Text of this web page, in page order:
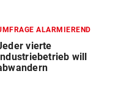
ALARMIEREND
vierte
Industriebetrieb will